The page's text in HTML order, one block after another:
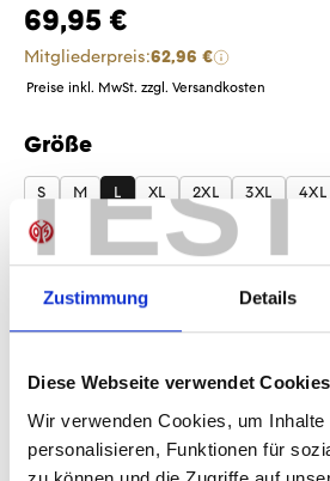
TEST
Zustimmung Details
Diese Webseite verwendet Cookies
Wir verwenden Cookies, um Inhalte
personalisieren, Funktionen für
69,95 €
Mitgliederpreis:62,96 €
Preise inkl. MwSt. zzgl. Versandkosten
Größe
auswählen
S M L XL 2XL 3XL 4XL
Produkt Anzahl: Gib
Anzahl
Sofort verfügbar, Lieferzeit: 1-3
IN DEN WARENKORB